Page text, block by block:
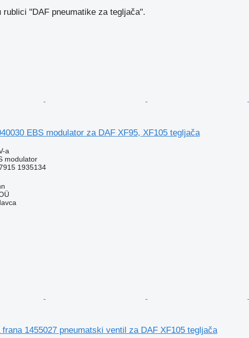
rublici "DAF pneumatikе za tegljača".
EBS modulator za DAF XF95, XF105 tegljača
a
modulator
1935134
frana 1455027 pneumatski ventil za DAF XF105 tegljača